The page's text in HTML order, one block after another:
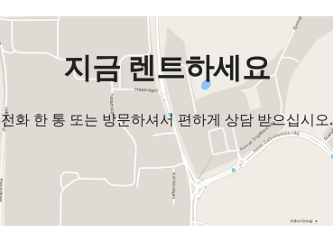
지금 렌트하세요
전화 한 통 또는 방문하셔서 편하게 상담 받으십시오.